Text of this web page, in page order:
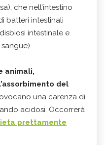
che nell’intestino
batteri intestinali
intestinale e
animali,
del
una carenza di
acidosi. Occorrerà
prettamente